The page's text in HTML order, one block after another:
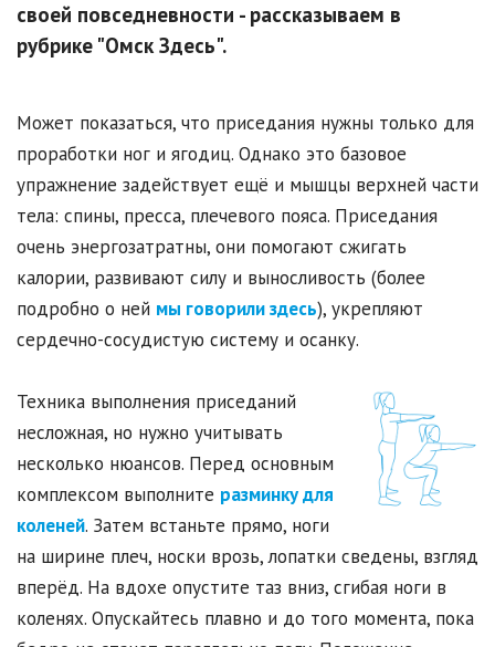
своей повседневности - рассказываем в
рубрике "Омск Здесь".
Может показаться, что приседания нужны только для
проработки ног и ягодиц. Однако это базовое
упражнение задействует ещё и мышцы верхней части
тела: спины, пресса, плечевого пояса. Приседания
очень энергозатратны, они помогают сжигать
калории, развивают силу и выносливость (более
подробно о ней мы говорили здесь), укрепляют
сердечно-сосудистую систему и осанку.
Техника выполнения приседаний
несложная, но нужно учитывать
несколько нюансов. Перед основным
комплексом выполните разминку для
коленей. Затем встаньте прямо, ноги
на ширине плеч, носки врозь, лопатки сведены, взгляд
вперёд. На вдохе опустите таз вниз, сгибая ноги в
коленях. Опускайтесь плавно и до того момента, пока